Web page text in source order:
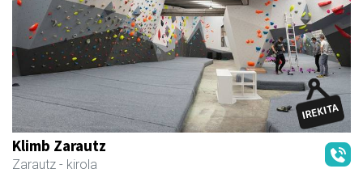
Klimb Zarautz
Zarautz - kirola